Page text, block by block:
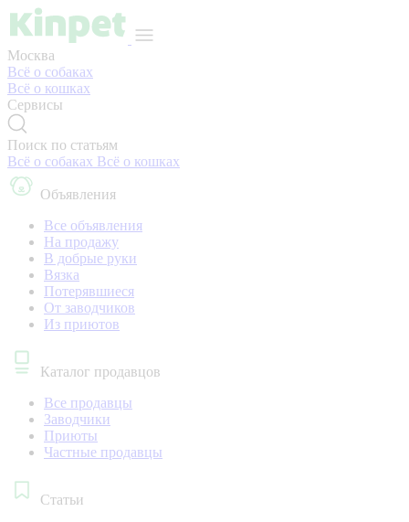
Москва
Всё о собаках
Всё о кошках
Сервисы
Поиск по статьям
Всё о собаках Всё о кошках
Объявления
Все объявления
На продажу
В добрые руки
Вязка
Потерявшиеся
От заводчиков
Из приютов
Каталог продавцов
Все продавцы
Заводчики
Приюты
Частные продавцы
Статьи